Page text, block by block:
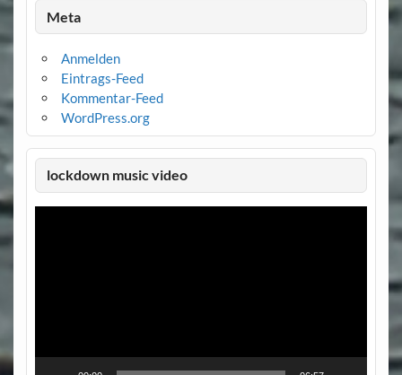
Meta
Anmelden
Eintrags-Feed
Kommentar-Feed
WordPress.org
lockdown music video
Video-